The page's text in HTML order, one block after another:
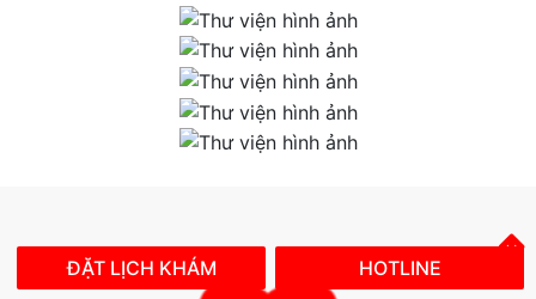
ĐẶT LỊCH KHÁM HOTLINE